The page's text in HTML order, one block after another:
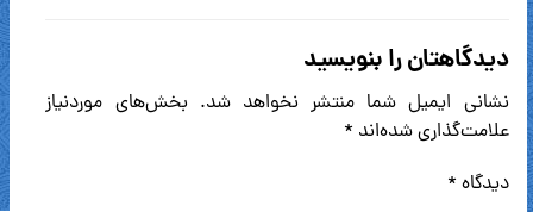
دیدگاهتان را بنویسید
نشانی ایمیل شما منتشر نخواهد شد. بخش‌های موردنیاز
علامت‌گذاری شده‌اند *
دیدگاه *